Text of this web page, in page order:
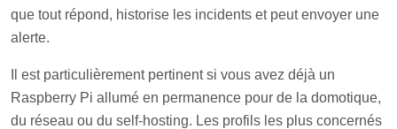
que tout répond, historise les incidents et peut envoyer une
alerte.
Il est particulièrement pertinent si vous avez déjà un
Raspberry Pi allumé en permanence pour de la domotique,
du réseau ou du self-hosting. Les profils les plus concernés